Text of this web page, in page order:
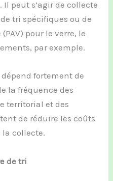
peut s’agir de collecte
tri spécifiques ou de
pour le verre, le
par exemple.
fortement de
la fréquence des
territorial et des
de réduire les coûts
la collecte.
de tri